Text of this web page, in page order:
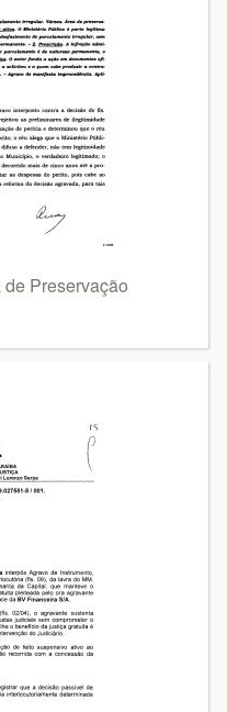
Preservação